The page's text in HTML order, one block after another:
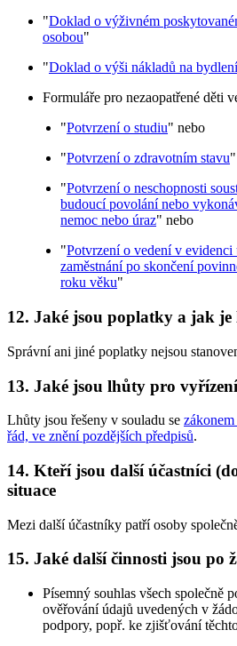
"Doklad o výživném
osobou"
"Doklad o výši nákladů na bydlení
Formuláře pro nezaopatřené děti
"Potvrzení o studiu" nebo
"Potvrzení o zdravotním stavu
"Potvrzení o neschopnosti
budoucí povolání nebo
nemoc nebo úraz" nebo
"Potvrzení o vedení v evidenci
zaměstnání po skončení
roku věku"
12. Jaké jsou poplatky a jak je
Správní ani jiné poplatky nejsou
13. Jaké jsou lhůty pro vyřízení
Lhůty jsou řešeny v souladu se
řád, ve znění pozdějších předpisů.
14. Kteří jsou další účastníci
situace
Mezi další účastníky patří osoby
15. Jaké další činnosti jsou po
Písemný souhlas všech společně
ověřování údajů uvedených v
podpory, popř. ke zjišťování